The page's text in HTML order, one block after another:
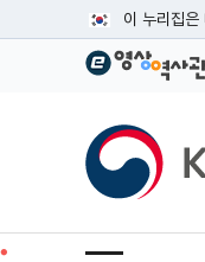
이 누리집은
공식 누리
이밖에 or.kr
운영중인 공
KTV국민방송